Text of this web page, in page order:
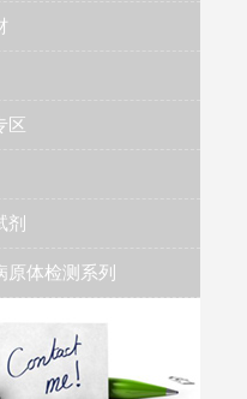
区
剂
原体检测系列